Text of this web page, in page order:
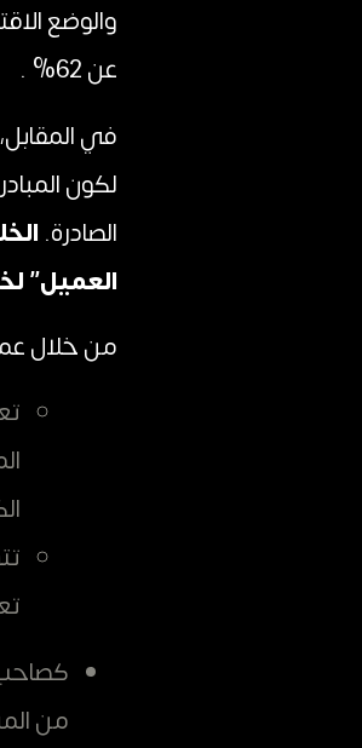
والوضع
عن 62% .
في
لكون
الصادرة.
العميل”
من خلال
من